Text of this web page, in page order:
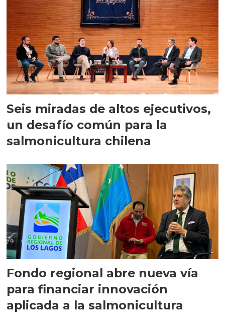
Seis miradas de altos ejecutivos,
un desafío común para la
salmonicultura chilena
Fondo regional abre nueva vía
para financiar innovación
aplicada a la salmonicultura